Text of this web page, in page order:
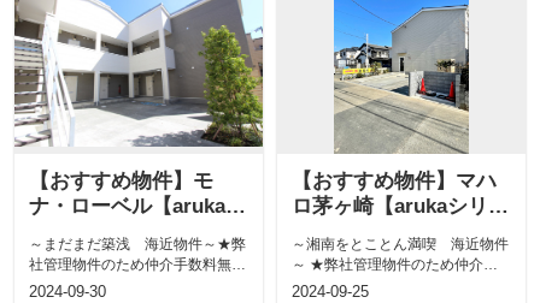
【おすすめ物件】モ
ナ・ローベル【arukaシ
リーズ】
～まだまだ築浅 海近物件～★弊
社管理物件のため仲介手数料無料
★ 敷地内に屋外シャワーありま...
2024-09-30
【おすすめ物件】マハ
ロ茅ヶ崎【arukaシリー
ズ】
～湘南をとことん満喫 海近物件
～ ★弊社管理物件のため仲介手
数料無料★ 敷地内に屋外シャ...
2024-09-25